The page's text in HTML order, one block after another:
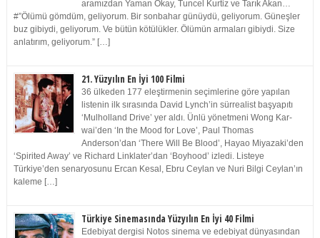
aramızdan Yaman Okay, Tuncel Kurtiz ve Tarık Akan…
#”Ölümü gömdüm, geliyorum. Bir sonbahar günüydü, geliyorum. Güneşler
buz gibiydi, geliyorum. Ve bütün kötülükler. Ölümün armaları gibiydi. Size
anlatırım, geliyorum.” […]
21. Yüzyılın En İyi 100 Filmi
36 ülkeden 177 eleştirmenin seçimlerine göre yapılan
listenin ilk sırasında David Lynch’in sürrealist başyapıtı
‘Mulholland Drive’ yer aldı. Ünlü yönetmeni Wong Kar-
wai’den ‘In the Mood for Love’, Paul Thomas
Anderson’dan ‘There Will Be Blood’, Hayao Miyazaki’den
‘Spirited Away’ ve Richard Linklater’dan ‘Boyhood’ izledi. Listeye
Türkiye’den senaryosunu Ercan Kesal, Ebru Ceylan ve Nuri Bilgi Ceylan’ın
kaleme […]
Türkiye Sinemasında Yüzyılın En İyi 40 Filmi
Edebiyat dergisi Notos sinema ve edebiyat dünyasından